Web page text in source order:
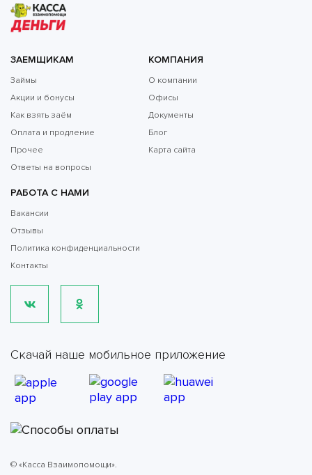
ЗАЕМЩИКАМ
Займы
Акции и бонусы
Как взять заём
Оплата и продление
Прочее
Ответы на вопросы
КОМПАНИЯ
О компании
Офисы
Документы
Блог
Карта сайта
РАБОТА С НАМИ
Вакансии
Отзывы
Политика конфиденциальности
Контакты
Скачай наше мобильное приложение
© «Касса Взаимопомощи».